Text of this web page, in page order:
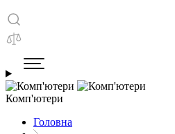
Комп'ютери
Головна